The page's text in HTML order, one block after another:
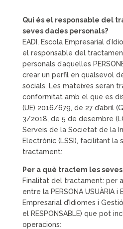
Qui és el responsable del
seves dades personals?
EADI, Escola Empresarial
el responsable del
personals d’aquelles
crear un perfil en qualsevol
socials. Les mateixes seran
conformitat amb el que es
(UE) 2016/679, de 27 d’abril
3/2018, de 5 de desembre
Serveis de la Societat de la
Electrònic (LSSI), facilitant
tractament:
Per a què tractem les
Finalitat del tractament: per
entre la PERSONA USUÀRIA i
Empresarial d’Idiomes i
el RESPONSABLE) que pot
operacions: